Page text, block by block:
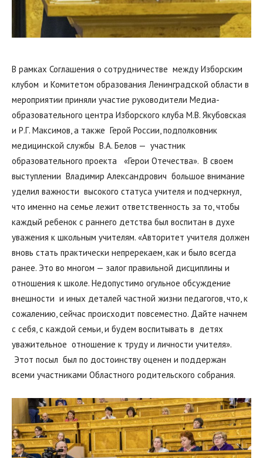
В рамках Соглашения о сотрудничестве между Изборским
клубом и Комитетом образования Ленинградской области в
мероприятии приняли участие руководители Медиа-
образовательного центра Изборского клуба М.В. Якубовская
и Р.Г. Максимов, а также Герой России, подполковник
медицинской службы В.А. Белов — участник
образовательного проекта «Герои Отечества». В своем
выступлении Владимир Александрович большое внимание
уделил важности высокого статуса учителя и подчеркнул,
что именно на семье лежит ответственность за то, чтобы
каждый ребенок с раннего детства был воспитан в духе
уважения к школьным учителям. «Авторитет учителя должен
вновь стать практически непререкаем, как и было всегда
ранее. Это во многом — залог правильной дисциплины и
отношения к школе. Недопустимо огульное обсуждение
внешности и иных деталей частной жизни педагогов, что, к
сожалению, сейчас происходит повсеместно. Дайте начнем
с себя, с каждой семьи, и будем воспитывать в детях
уважительное отношение к труду и личности учителя».
Этот посыл был по достоинству оценен и поддержан
всеми участниками Областного родительского собрания.